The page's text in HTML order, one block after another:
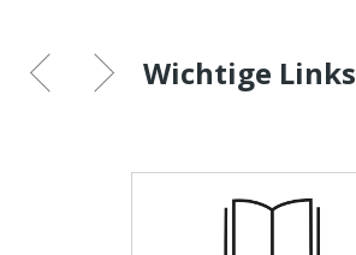
Wichtige Links